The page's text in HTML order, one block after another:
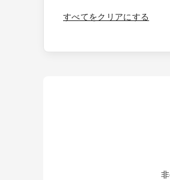
すべてをクリアにする